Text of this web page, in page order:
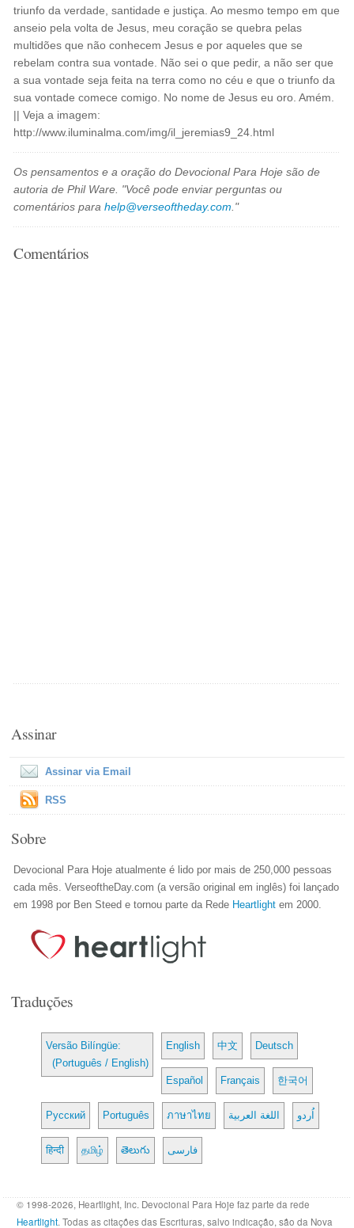
triunfo da verdade, santidade e justiça. Ao mesmo tempo em que
anseio pela volta de Jesus, meu coração se quebra pelas
multidões que não conhecem Jesus e por aqueles que se
rebelam contra sua vontade. Não sei o que pedir, a não ser que
a sua vontade seja feita na terra como no céu e que o triunfo da
sua vontade comece comigo. No nome de Jesus eu oro. Amém.
|| Veja a imagem:
http://www.iluminalma.com/img/il_jeremias9_24.html
Os pensamentos e a oração do Devocional Para Hoje são de
autoria de Phil Ware. "Você pode enviar perguntas ou
comentários parahelp@verseoftheday.com ."
Comentários
Assinar
Assinar via Email
RSS
Sobre
Devocional Para Hoje atualmente é lido por mais de 250,000 pessoas
cada mês. VerseoftheDay.com (a versão original em inglês) foi lançado
em 1998 por Ben Steed e tornou parte da Rede Heartlight em 2000.
Traduções
Versão Bilíngüe:
(Português / English)
English 中文 Deutsch
Español Français 한국어
Русский Português ภาษาไทย اللغة العربية اُردو
हिन्दी தமிழ் తెలుగు فارسی
© 1998-2026, Heartlight, Inc. Devocional Para Hoje faz parte da rede
Heartlight. Todas as citações das Escrituras, salvo indicação, são da Nova